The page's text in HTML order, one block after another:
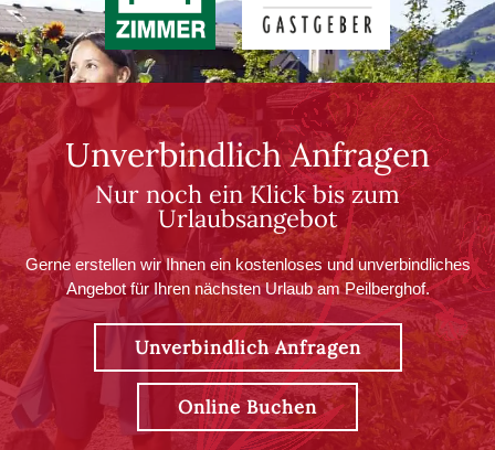
Unverbindlich Anfragen
Nur noch ein Klick bis zum
Urlaubsangebot
Gerne erstellen wir Ihnen ein kostenloses und unverbindliches
Angebot für Ihren nächsten Urlaub am Peilberghof.
Unverbindlich Anfragen
Online Buchen